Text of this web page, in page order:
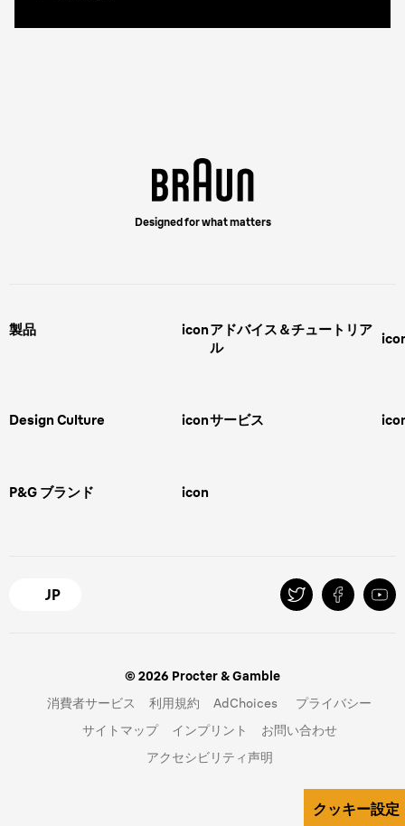
Designed for what matters
製品 icon
スキンケア
ipl脱毛
アドバイス＆チュートリア
ル
ボディグルーミング
Design Culture icon
Braun Brand & Products
サービス
P&G ブランド icon
マイレピ
JP
© 2026 Procter & Gamble
消費者サービス
利用規約 AdChoices
プライバシー
サイトマップ
インプリント
お問い合わせ
アクセシビリティ声明
クッキー設定